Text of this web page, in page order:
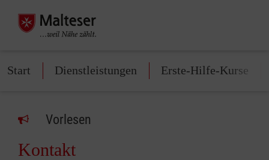
Start Dienstleistungen Erste-Hilfe-Kurse
Vorlesen
Kontakt